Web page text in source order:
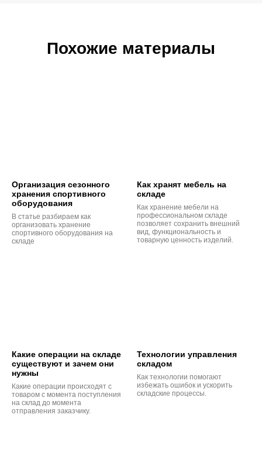
Похожие материалы
Организация сезонного
хранения спортивного
оборудования
В статье разбираем как
организовать хранение
спортивного оборудования на
складе
Как хранят мебель на
складе
Как хранение мебели на
профессиональном складе
позволяет сохранить внешний
вид, функциональность и
товарную ценность изделий.
Какие операции на складе
существуют и зачем они
нужны
Какие операции происходят с
товаром с момента поступления
на склад до момента
отправления заказчику.
Технологии управления
складом
Как технологии помогают
избежать ошибок и ускорить
складские процессы.